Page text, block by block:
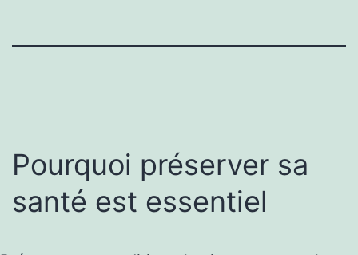
Pourquoi préserver sa
santé est essentiel